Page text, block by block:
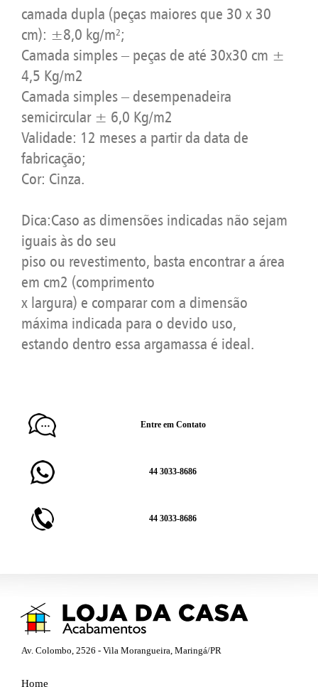
camada dupla (peças maiores que 30 x 30
cm): ±8,0 kg/m²;
Camada simples – peças de até 30x30 cm ±
4,5 Kg/m2
Camada simples – desempenadeira
semicircular ± 6,0 Kg/m2
Validade: 12 meses a partir da data de
fabricação;
Cor: Cinza.
Dica:Caso as dimensões indicadas não sejam
iguais às do seu
piso ou revestimento, basta encontrar a área
em cm2 (comprimento
x largura) e comparar com a dimensão
máxima indicada para o devido uso,
estando dentro essa argamassa é ideal.
Entre em Contato
44 3033-8686
44 3033-8686
Av. Colombo, 2526 - Vila Morangueira, Maringá/PR
Home